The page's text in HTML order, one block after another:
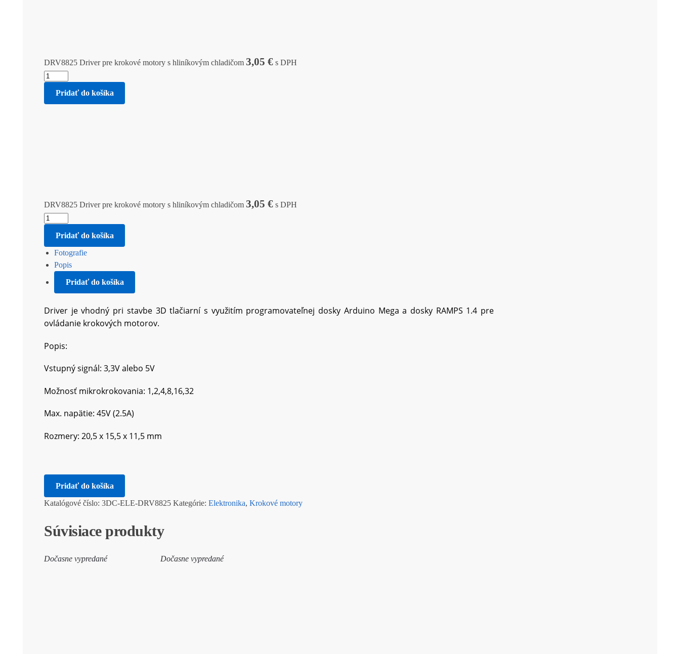
DRV8825 Driver pre krokové motory s hliníkovým chladičom 3,05 € s DPH
Pridať do košíka
DRV8825 Driver pre krokové motory s hliníkovým chladičom 3,05 € s DPH
Pridať do košíka
Fotografie
Popis
Pridať do košíka
Driver je vhodný pri stavbe 3D tlačiarní s využitím programovateľnej dosky Arduino Mega a dosky RAMPS 1.4 pre
ovládanie krokových motorov.
Popis:
Vstupný signál: 3,3V alebo 5V
Možnosť mikrokrokovania: 1,2,4,8,16,32
Max. napätie: 45V (2.5A)
Rozmery: 20,5 x 15,5 x 11,5 mm
Pridať do košíka
Katalógové číslo: 3DC-ELE-DRV8825 Kategórie: Elektronika, Krokové motory
Súvisiace produkty
Dočasne vypredané Dočasne vypredané